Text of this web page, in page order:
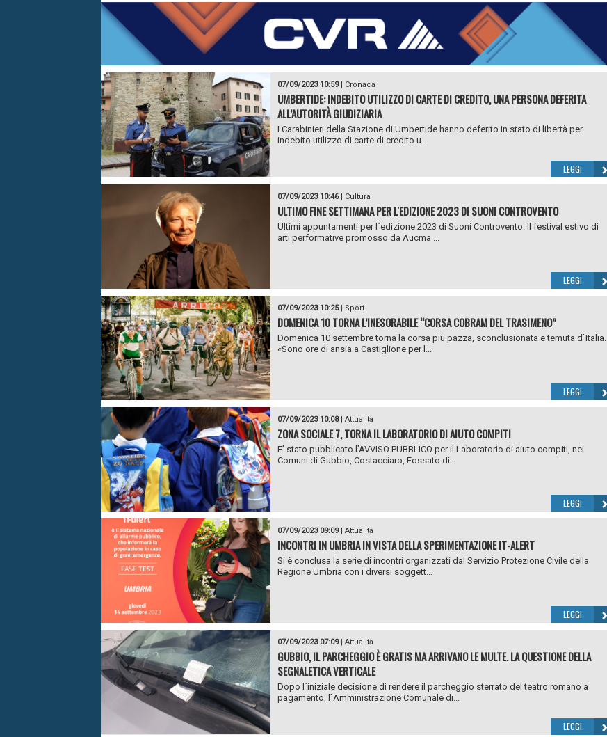
07/09/2023 10:59| Cronaca
UMBERTIDE: INDEBITO UTILIZZO DI CARTE DI CREDITO, UNA PERSONA DEFERITA
ALL’AUTORITÀ GIUDIZIARIA
I Carabinieri della Stazione di Umbertide hanno deferito in stato di libertà per
indebito utilizzo di carte di credito u...
LEGGI
07/09/2023 10:46| Cultura
ULTIMO FINE SETTIMANA PER L'EDIZIONE 2023 DI SUONI CONTROVENTO
Ultimi appuntamenti per l`edizione 2023 di Suoni Controvento. Il festival estivo di
arti performative promosso da Aucma ...
LEGGI
07/09/2023 10:25| Sport
DOMENICA 10 TORNA L’INESORABILE “CORSA COBRAM DEL TRASIMENO”
Domenica 10 settembre torna la corsa più pazza, sconclusionata e temuta d`Italia.
«Sono ore di ansia a Castiglione per l...
LEGGI
07/09/2023 10:08| Attualità
ZONA SOCIALE 7, TORNA IL LABORATORIO DI AIUTO COMPITI
E’ stato pubblicato l’AVVISO PUBBLICO per il Laboratorio di aiuto compiti, nei
Comuni di Gubbio, Costacciaro, Fossato di...
LEGGI
07/09/2023 09:09| Attualità
INCONTRI IN UMBRIA IN VISTA DELLA SPERIMENTAZIONE IT-ALERT
Si è conclusa la serie di incontri organizzati dal Servizio Protezione Civile della
Regione Umbria con i diversi soggett...
LEGGI
07/09/2023 07:09| Attualità
GUBBIO, IL PARCHEGGIO È GRATIS MA ARRIVANO LE MULTE. LA QUESTIONE DELLA
SEGNALETICA VERTICALE
Dopo l`iniziale decisione di rendere il parcheggio sterrato del teatro romano a
pagamento, l`Amministrazione Comunale di...
LEGGI